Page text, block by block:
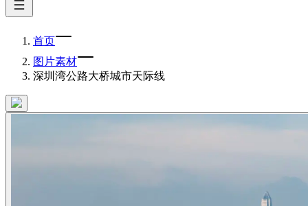
首页
图片素材
深圳湾公路大桥城市天际线